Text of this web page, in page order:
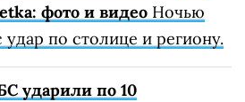
фото и видео Ночью
удар по столице и региону.
ударили по 10